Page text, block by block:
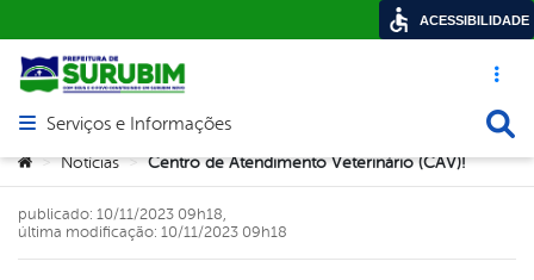
Acesso
Abrir menu principal de navegação
Serviços e Informações
Você está aqui:
> Notícias > Centro de Atendimento Veterinário (CAV)!
publicado: 10/11/2023 09h18,
última modificação: 10/11/2023 09h18
ACESSIBILIDADE